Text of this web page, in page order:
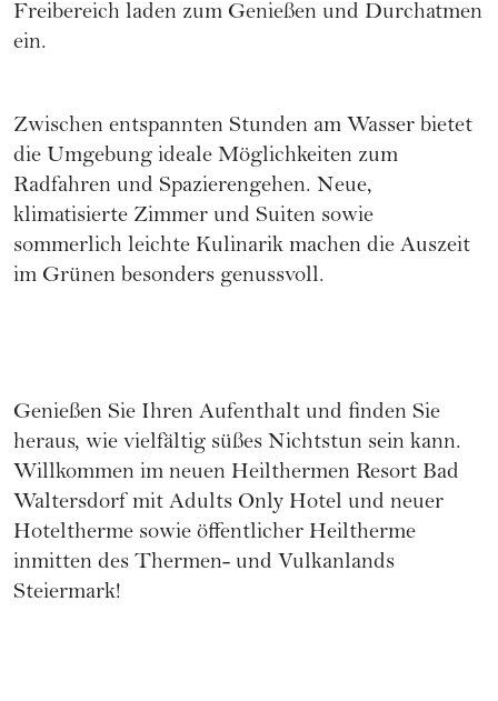
Freibereich laden zum Genießen und Durchatmen
ein.
Zwischen entspannten Stunden am Wasser bietet
die Umgebung ideale Möglichkeiten zum
Radfahren und Spazierengehen. Neue,
klimatisierte Zimmer und Suiten sowie
sommerlich leichte Kulinarik machen die Auszeit
im Grünen besonders genussvoll.
Genießen Sie Ihren Aufenthalt und finden Sie
heraus, wie vielfältig süßes Nichtstun sein kann.
Willkommen im neuen Heilthermen Resort Bad
Waltersdorf mit Adults Only Hotel und neuer
Hoteltherme sowie öffentlicher Heiltherme
inmitten des Thermen- und Vulkanlands
Steiermark!